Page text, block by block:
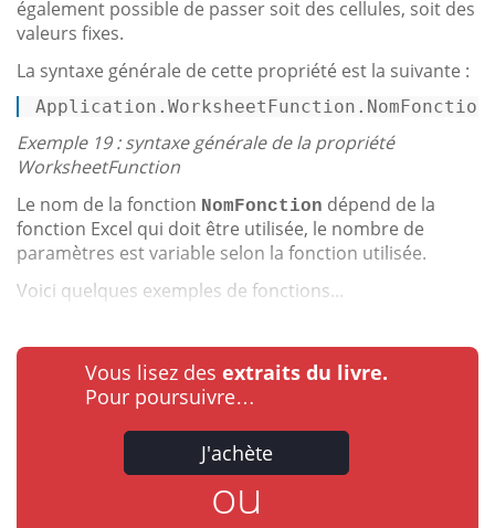
également possible de passer soit des cellules, soit des
valeurs fixes.
La syntaxe générale de cette propriété est la suivante :
Application .WorksheetFunction .NomFonction
Exemple 19 : syntaxe générale de la propriété
WorksheetFunction
Le nom de la fonction NomFonction dépend de la
fonction Excel qui doit être utilisée, le nombre de
paramètres est variable selon la fonction utilisée.
Voici quelques exemples de fonctions...
Vous lisez des extraits du livre.
Pour poursuivre…
J'achète
ou